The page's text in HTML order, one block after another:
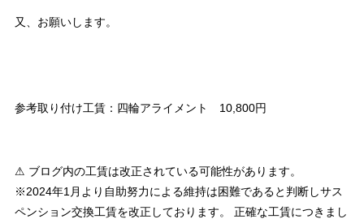
又、お願いします。
参考取り付け工賃：四輪アライメント 10,800円
⚠ ブログ内の工賃は改正されている可能性があります。
※2024年1月より自助努力による維持は困難であると判断しサス
ペンション交換工賃を改正しております。 正確な工賃につきまし